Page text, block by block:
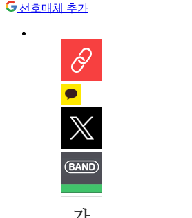
선호매체 추가